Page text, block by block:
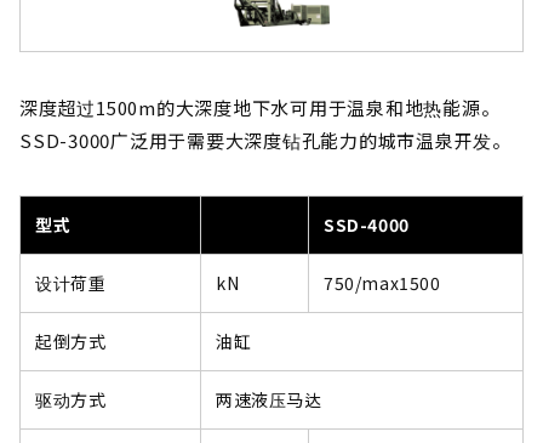
深度超过1500m的大深度地下水可用于温泉和地热能源。
SSD-3000广泛用于需要大深度钻孔能力的城市温泉开发。
型式 SSD-4000
设计荷重 kN 750/max1500
起倒方式 油缸
驱动方式 两速液压马达